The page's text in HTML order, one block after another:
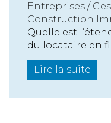
Entreprises /
Construction
Quelle est
du locataire en
Lire la suite